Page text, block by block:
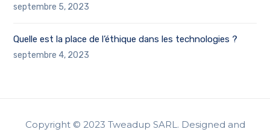
septembre 5, 2023
Quelle est la place de l’éthique dans les technologies ?
septembre 4, 2023
Copyright © 2023 Tweadup SARL. Designed and